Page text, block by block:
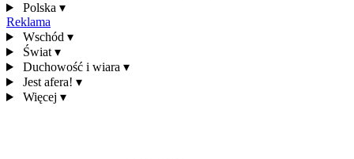
Polska ▾
Reklama
Wschód ▾
Świat ▾
Duchowość i wiara ▾
Jest afera! ▾
Więcej ▾